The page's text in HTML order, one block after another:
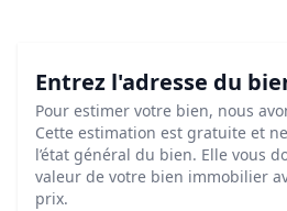
Entrez l'adresse du
Pour estimer votre bien, nous
Cette estimation est gratuite et
l’état général du bien. Elle vous
valeur de votre bien immobilier
prix.